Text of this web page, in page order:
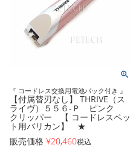
『 コードレス交換用電池パック付き 』
【付属替刃なし】 THRIVE（ス
ライヴ）５５６-Ｐ ピンク
クリッパー 【 コードレスペッ
ト用バリカン】 ★
販売価格 ¥20,460税込